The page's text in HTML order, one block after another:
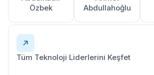
Özbek
Abdullahoğlu
Tüm Teknoloji Liderlerini Keşfet